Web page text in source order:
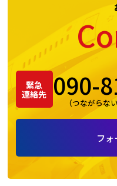
緊急
連絡先 090-
（つながらな
フ